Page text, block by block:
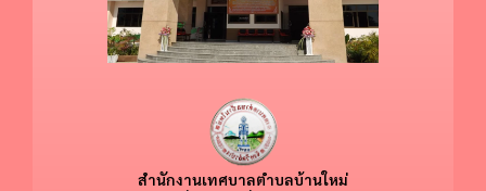
สำนักงานเทศบาลตำบลบ้านใหม่